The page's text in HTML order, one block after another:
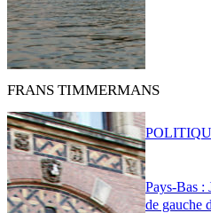
FRANS TIMMERMANS
Pays-Bas :
de gauche